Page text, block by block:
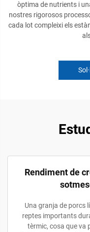
òptima de nutrients i
nostres rigorosos
cada lot compleixi els
Rendiment de
Una granja de porcs
reptes importants
tèrmic, cosa que va